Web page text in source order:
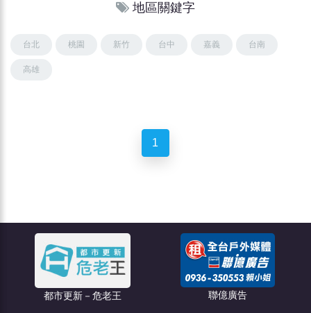
地區關鍵字
台北 桃園 新竹 台中 嘉義 台南
高雄
1
都市更新－危老王 聯億廣告